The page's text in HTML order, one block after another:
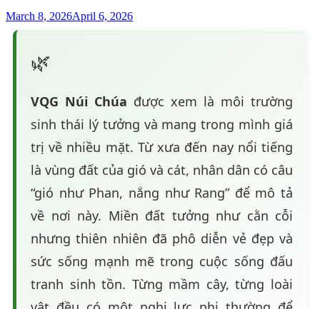
March 8, 2026April 6, 2026
🌿
VQG Núi Chúa được xem là môi trường
sinh thái lý tưởng và mang trong mình giá
trị về nhiều mặt. Từ xưa đến nay nổi tiếng
là vùng đất của gió và cát, nhân dân có câu
“gió như Phan, nắng như Rang” để mô tả
về nơi này. Miền đất tưởng như cằn cỗi
nhưng thiên nhiên đã phô diễn vẻ đẹp và
sức sống mạnh mẽ trong cuộc sống đấu
tranh sinh tồn. Từng mầm cây, từng loài